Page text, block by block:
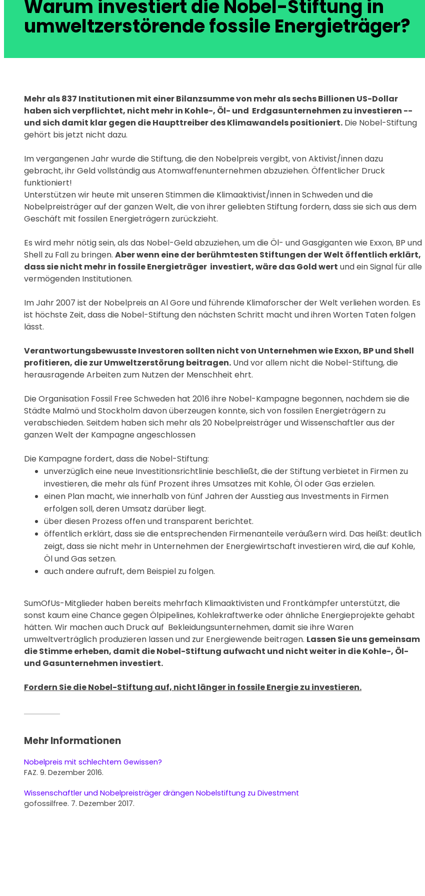
Warum investiert die Nobel-Stiftung in
umweltzerstörende fossile Energieträger?
Mehr als 837 Institutionen mit einer Bilanzsumme von mehr als sechs Billionen US-Dollar
haben sich verpflichtet, nicht mehr in Kohle-, Öl- und Erdgasunternehmen zu investieren --
und sich damit klar gegen die Haupttreiber des Klimawandels positioniert. Die Nobel-Stiftung
gehört bis jetzt nicht dazu.
Im vergangenen Jahr wurde die Stiftung, die den Nobelpreis vergibt, von Aktivist/innen dazu
gebracht, ihr Geld vollständig aus Atomwaffenunternehmen abzuziehen. Öffentlicher Druck
funktioniert!
Unterstützen wir heute mit unseren Stimmen die Klimaaktivist/innen in Schweden und die
Nobelpreisträger auf der ganzen Welt, die von ihrer geliebten Stiftung fordern, dass sie sich aus dem
Geschäft mit fossilen Energieträgern zurückzieht.
Es wird mehr nötig sein, als das Nobel-Geld abzuziehen, um die Öl- und Gasgiganten wie Exxon, BP und
Shell zu Fall zu bringen. Aber wenn eine der berühmtesten Stiftungen der Welt öffentlich erklärt,
dass sie nicht mehr in fossile Energieträger investiert, wäre das Gold wert und ein Signal für alle
vermögenden Institutionen.
Im Jahr 2007 ist der Nobelpreis an Al Gore und führende Klimaforscher der Welt verliehen worden. Es
ist höchste Zeit, dass die Nobel-Stiftung den nächsten Schritt macht und ihren Worten Taten folgen
lässt.
Verantwortungsbewusste Investoren sollten nicht von Unternehmen wie Exxon, BP und Shell
profitieren, die zur Umweltzerstörung beitragen. Und vor allem nicht die Nobel-Stiftung, die
herausragende Arbeiten zum Nutzen der Menschheit ehrt.
Die Organisation Fossil Free Schweden hat 2016 ihre Nobel-Kampagne begonnen, nachdem sie die
Städte Malmö und Stockholm davon überzeugen konnte, sich von fossilen Energieträgern zu
verabschieden. Seitdem haben sich mehr als 20 Nobelpreisträger und Wissenschaftler aus der
ganzen Welt der Kampagne angeschlossen
Die Kampagne fordert, dass die Nobel-Stiftung:
unverzüglich eine neue Investitionsrichtlinie beschließt, die der Stiftung verbietet in Firmen zu
investieren, die mehr als fünf Prozent ihres Umsatzes mit Kohle, Öl oder Gas erzielen.
einen Plan macht, wie innerhalb von fünf Jahren der Ausstieg aus Investments in Firmen
erfolgen soll, deren Umsatz darüber liegt.
über diesen Prozess offen und transparent berichtet.
öffentlich erklärt, dass sie die entsprechenden Firmenanteile veräußern wird. Das heißt: deutlich
zeigt, dass sie nicht mehr in Unternehmen der Energiewirtschaft investieren wird, die auf Kohle,
Öl und Gas setzen.
auch andere aufruft, dem Beispiel zu folgen.
SumOfUs-Mitglieder haben bereits mehrfach Klimaaktivisten und Frontkämpfer unterstützt, die
sonst kaum eine Chance gegen Ölpipelines, Kohlekraftwerke oder ähnliche Energieprojekte gehabt
hätten. Wir machen auch Druck auf Bekleidungsunternehmen, damit sie ihre Waren
umweltverträglich produzieren lassen und zur Energiewende beitragen. Lassen Sie uns gemeinsam
die Stimme erheben, damit die Nobel-Stiftung aufwacht und nicht weiter in die Kohle-, Öl-
und Gasunternehmen investiert.
Fordern Sie die Nobel-Stiftung auf, nicht länger in fossile Energie zu investieren.
Mehr Informationen
Nobelpreis mit schlechtem Gewissen?
FAZ. 9. Dezember 2016.
Wissenschaftler und Nobelpreisträger drängen Nobelstiftung zu Divestment
gofossilfree. 7. Dezember 2017.